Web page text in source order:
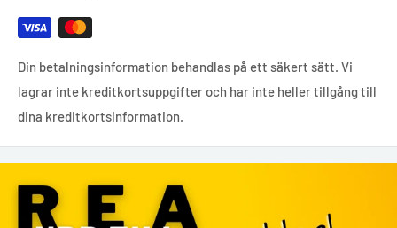
Din betalningsinformation behandlas på ett säkert sätt. Vi
lagrar inte kreditkortsuppgifter och har inte heller tillgång till
dina kreditkortsinformation.